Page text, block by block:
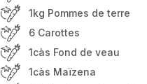
1kg Pommes de terre
6 Carottes
1càs Fond de veau
1càs Maïzena